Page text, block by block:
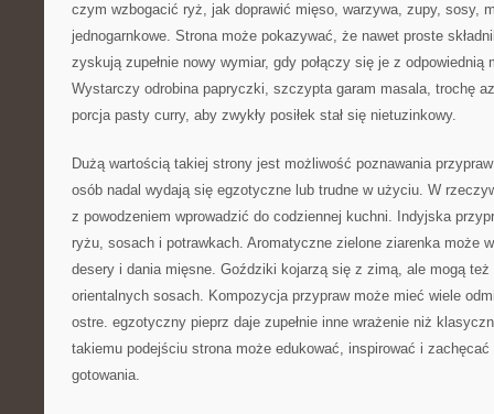
czym wzbogacić ryż, jak doprawić mięso, warzywa, zupy, sosy,
jednogarnkowe. Strona może pokazywać, że nawet proste
zyskują zupełnie nowy wymiar, gdy połączy się je z odpowiednią
Wystarczy odrobina papryczki, szczypta garam masala, trochę
porcja pasty curry, aby zwykły posiłek stał się nietuzinkowy.
Dużą wartością takiej strony jest możliwość poznawania
osób nadal wydają się egzotyczne lub trudne w użyciu. W
z powodzeniem wprowadzić do codziennej kuchni. Indyjska
ryżu, sosach i potrawkach. Aromatyczne zielone ziarenka może
desery i dania mięsne. Goździki kojarzą się z zimą, ale mogą
orientalnych sosach. Kompozycja przypraw może mieć wiele
ostre. egzotyczny pieprz daje zupełnie inne wrażenie niż
takiemu podejściu strona może edukować, inspirować i zachęcać
gotowania.